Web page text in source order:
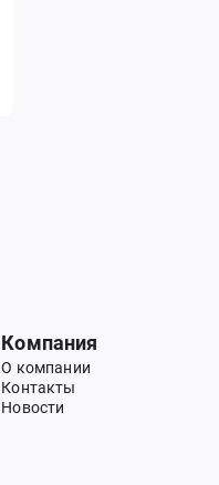
Компания
О компании
Контакты
Новости